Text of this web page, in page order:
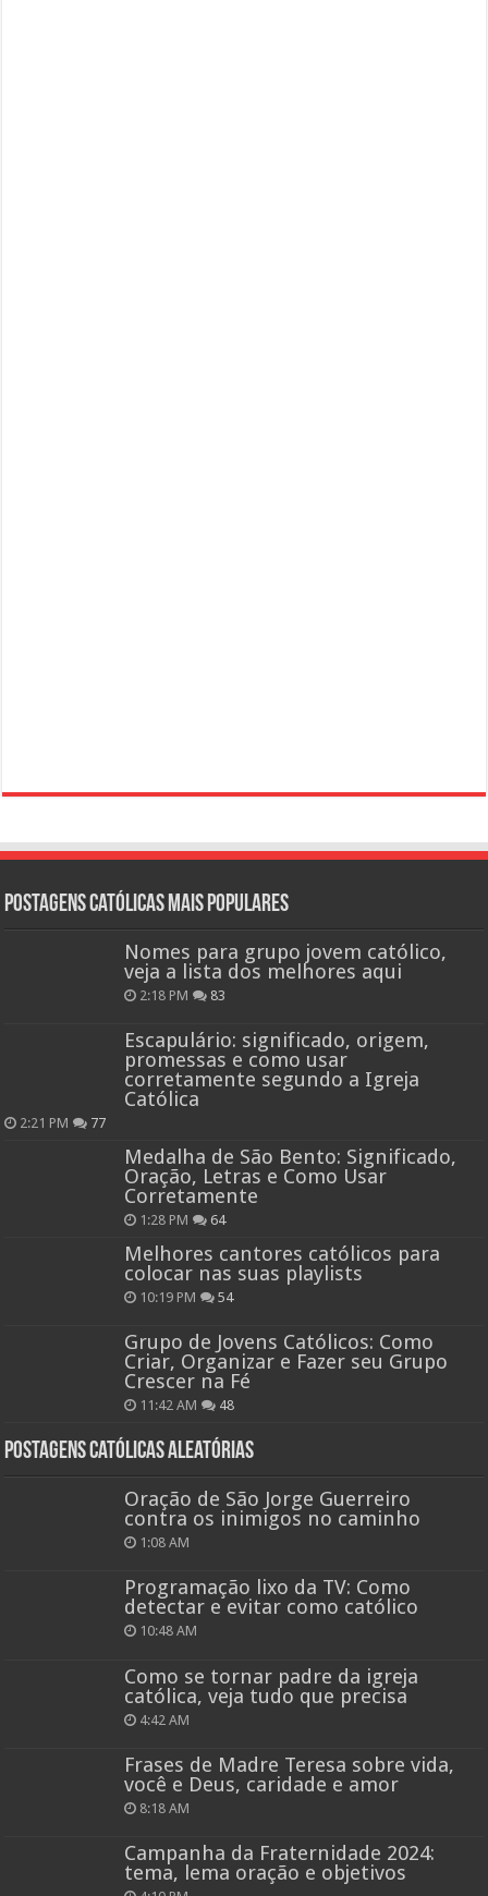
Postagens católicas mais Populares
Nomes para grupo jovem católico,
veja a lista dos melhores aqui
2:18 PM 83
Escapulário: significado, origem,
promessas e como usar
corretamente segundo a Igreja
Católica
2:21 PM 77
Medalha de São Bento: Significado,
Oração, Letras e Como Usar
Corretamente
1:28 PM 64
Melhores cantores católicos para
colocar nas suas playlists
10:19 PM 54
Grupo de Jovens Católicos: Como
Criar, Organizar e Fazer seu Grupo
Crescer na Fé
11:42 AM 48
Postagens católicas aleatórias
Oração de São Jorge Guerreiro
contra os inimigos no caminho
1:08 AM
Programação lixo da TV: Como
detectar e evitar como católico
10:48 AM
Como se tornar padre da igreja
católica, veja tudo que precisa
4:42 AM
Frases de Madre Teresa sobre vida,
você e Deus, caridade e amor
8:18 AM
Campanha da Fraternidade 2024:
tema, lema oração e objetivos